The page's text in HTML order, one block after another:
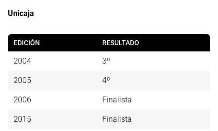
Unicaja
EDICIÓN RESULTADO
2004 3º
2005 4º
2006 Finalista
2015 Finalista